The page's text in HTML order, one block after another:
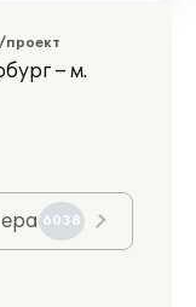
проект
– м.
6038